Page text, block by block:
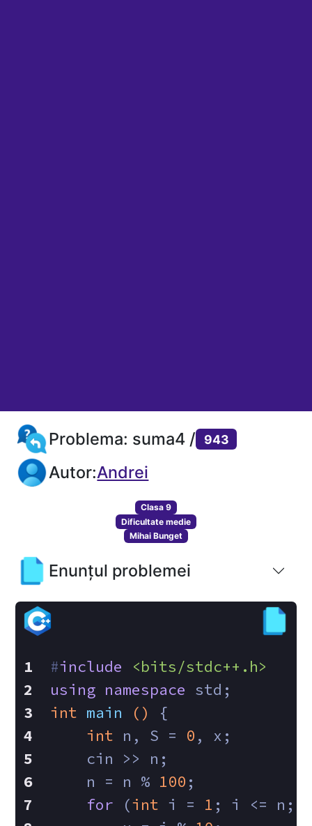
Problema: suma4 / 943
Autor:Andrei
Clasa 9
Dificultate medie
Mihai Bunget
Enunțul problemei
#include
<bits/stdc++.h>
using namespace std;
int main ()
{
int n, S = 0 , x;
    cin >> n;
    n = n %
100 ;
for (int i = 1 ; i <= n;